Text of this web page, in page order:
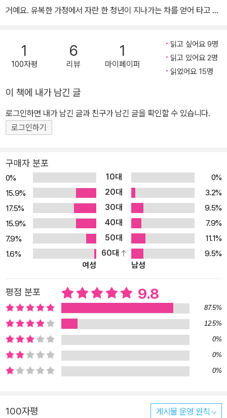
거예요. 유복한 가정에서 자란 한 청년이 지나가는 차를 얻어 타고 알
다. 넉 달 후에 그의 부패된 시신이 무스 사냥꾼들에게 발견되었다. 에
베레스트 상업등반의 위험성을 폭로해 세계적인 반향을 일으킨 베스
트셀러 《희박한 공기 속으로》 의 저자 존 크라카우어가 쓴 《야생 속
요하게 추적한 논픽션 이다. 거친 환경에 자신을 내던지며 북아메리
카의 자연에 스며든 크리스 맥캔들리스의 삶과 죽음에 대한 크라카우
어의 묘사는 낭만적이면서도 불안한 젊음의 한 단면들과 인간이 자연
에 대해 느끼는 막연하고 복잡한 갈망을 잘 드러내고 있다. 1997년
《야생 속으로》는 무모함에 가까운 용기로 야생에서의 삶에 도전하는
한 청년의 여정을 주인공이 만났던 사람들의 구체적인 증언과 저널리
즘에 뿌리를 둔 작가 특유의 담담한 문장으로 직조해내어 궁극의 아
름다움을 지닌 자연 에세이이자 크라카우어 최고의 수작으로 평가받
고 있다. 이 작품의 최대의 묘미는 자연과 대결하고자 하는 것이 아닌
스며들고자 하는 인간의 내면을 서술하는 데 있다. 죽음마저도 담담
하게 받아들이는 주인공에 대한 묘사를 통해 자칫 치기 어린 행동이
나, 근거 없는 오만함으로 치부되는 주인공에 대한 비난에 작가가 정
면으로 맞서는 부분이다. 이것은 전문 산악인으로 죽음의 공포에 수
없이 직면해온 작가가 주인공과 동기화되는 장면이기도 하다. 그 후
로 많은 사람들이 이 책을 통해 크리스 맥캔들리스를 기억하게 되었
다. 2007년 이 책의 팬으로 알려진 할리우드 최고의 배우 숀 펜이 메
가폰을 잡고 에밀 허쉬, 윌리엄 허트, 에디 베더와 함께 만든 <인투 더
와일드>라는 작품의 영화로 제작되기도 했다. 자연에 대한 젊음의 관
심과 열정이 어느 때보다 증대되고 있는 요즘, 이 책 《야생 속으로》는
우리와 자연의 관계에 대해 이해하기 쉽고도 유의미한 고찰을 전해줄
의 여행기에는 사람들, 그리고 사회와 거리를 두려 하는 흔적이 곳곳
1
100자평
6
리뷰
1
마이페이퍼
읽고 싶어요 9명
읽고 있어요 2명
읽었어요 15명
이 책에 내가 남긴 글
로그인하면 내가 남긴 글과 친구가 남긴 글을 확인할 수 있습니다.
로그인하기
구매자 분포
0% 10대
0%
15.9%
20대
3.2%
17.5%
30대
9.5%
15.9%
40대
7.9%
7.9%
50대
11.1%
1.6%
60대
9.5%
여성
남성
평점 분포 9.8
87.5%
12.5%
0%
0%
0%
100자평 게시물 운영 원칙